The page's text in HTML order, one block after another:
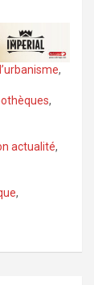
,
,
actualité,
,